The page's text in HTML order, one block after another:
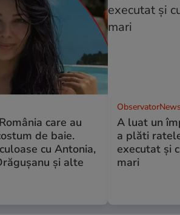
care au
de baie.
cu Antonia,
și alte
A luat un
a plăti
executat şi
mari